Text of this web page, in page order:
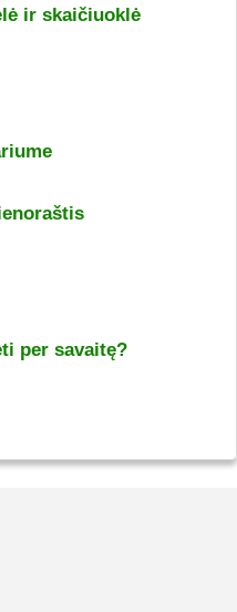
ir skaičiuoklė
per savaitę?